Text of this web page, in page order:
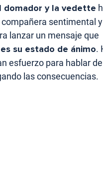
domador y la vedette
sentimental
lanzar un mensaje que
su estado de ánimo.
esfuerzo para hablar
las consecuencias.